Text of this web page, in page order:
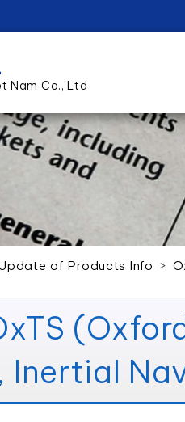
Nam Co., Ltd
of Products Info
Inertial